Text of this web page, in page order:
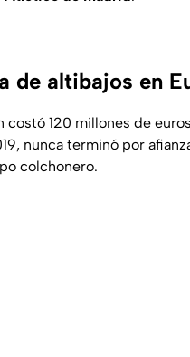
de altibajos en
costó 120 millones de
nunca terminó por
colchonero.